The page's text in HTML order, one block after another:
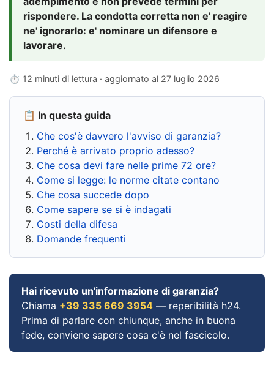
rispondere. La condotta corretta non e' reagire
ne' ignorarlo: e' nominare un difensore e
lavorare.
⏱ 12 minuti di lettura · aggiornato al 27 luglio 2026
📋 In questa guida
Che cos'è davvero l'avviso di garanzia?
Perché è arrivato proprio adesso?
Che cosa devi fare nelle prime 72 ore?
Come si legge: le norme citate contano
Che cosa succede dopo
Come sapere se si è indagati
Costi della difesa
Domande frequenti
Hai ricevuto un'informazione di garanzia?
Chiama +39 335 669 3954 — reperibilità h24.
Prima di parlare con chiunque, anche in buona
fede, conviene sapere cosa c'è nel fascicolo.